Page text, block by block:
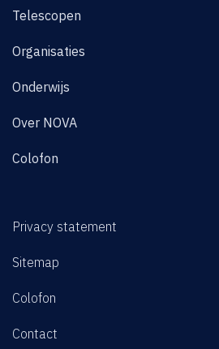
Telescopen
Organisaties
Onderwijs
Over NOVA
Colofon
Privacy statement
Sitemap
Colofon
Contact